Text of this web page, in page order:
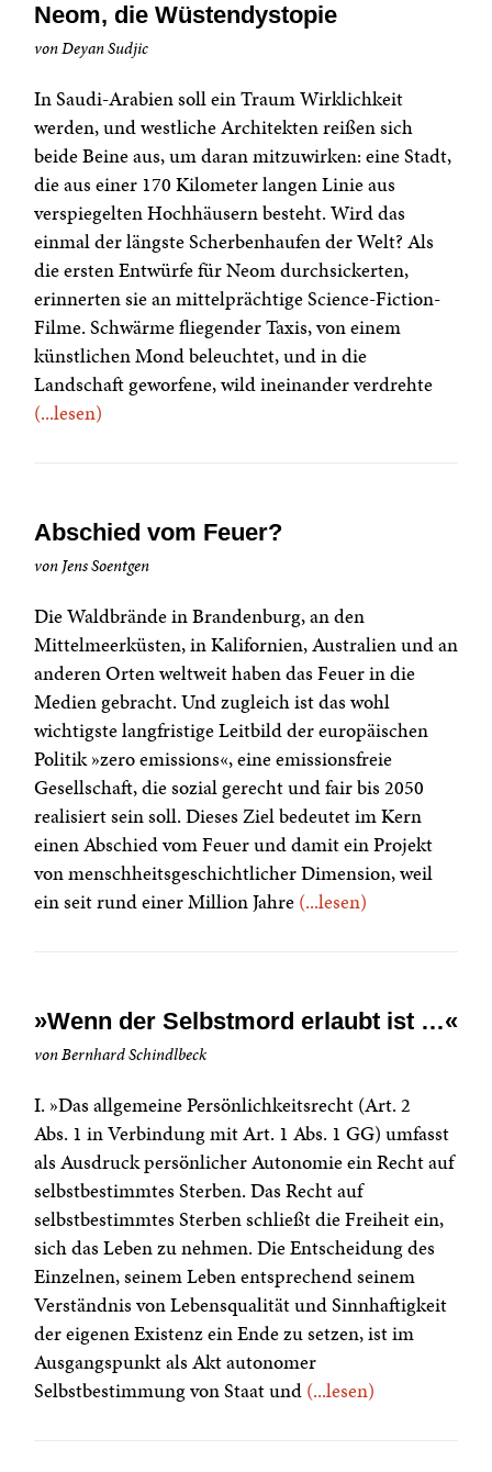
Neom, die Wüstendystopie
von Deyan Sudjic
In Saudi-Arabien soll ein Traum Wirklichkeit
werden, und westliche Architekten reißen sich
beide Beine aus, um daran mitzuwirken: eine Stadt,
die aus einer 170 Kilometer langen Linie aus
verspiegelten Hochhäusern besteht. Wird das
einmal der längste Scherbenhaufen der Welt? Als
die ersten Entwürfe für Neom durchsickerten,
erinnerten sie an mittelprächtige Science-Fiction-
Filme. Schwärme fliegender Taxis, von einem
künstlichen Mond beleuchtet, und in die
Landschaft geworfene, wild ineinander verdrehte
(...lesen)
Abschied vom Feuer?
von Jens Soentgen
Die Waldbrände in Brandenburg, an den
Mittelmeerküsten, in Kalifornien, Australien und an
anderen Orten weltweit haben das Feuer in die
Medien gebracht. Und zugleich ist das wohl
wichtigste langfristige Leitbild der europäischen
Politik »zero emissions«, eine emissionsfreie
Gesellschaft, die sozial gerecht und fair bis 2050
realisiert sein soll. Dieses Ziel bedeutet im Kern
einen Abschied vom Feuer und damit ein Projekt
von menschheitsgeschichtlicher Dimension, weil
ein seit rund einer Million Jahre (...lesen)
»Wenn der Selbstmord erlaubt ist …«
von Bernhard Schindlbeck
I. »Das allgemeine Persönlichkeitsrecht (Art. 2
Abs. 1 in Verbindung mit Art. 1 Abs. 1 GG) umfasst
als Ausdruck persönlicher Autonomie ein Recht auf
selbstbestimmtes Sterben. Das Recht auf
selbstbestimmtes Sterben schließt die Freiheit ein,
sich das Leben zu nehmen. Die Entscheidung des
Einzelnen, seinem Leben entsprechend seinem
Verständnis von Lebensqualität und Sinnhaftigkeit
der eigenen Existenz ein Ende zu setzen, ist im
Ausgangspunkt als Akt autonomer
Selbstbestimmung von Staat und (...lesen)